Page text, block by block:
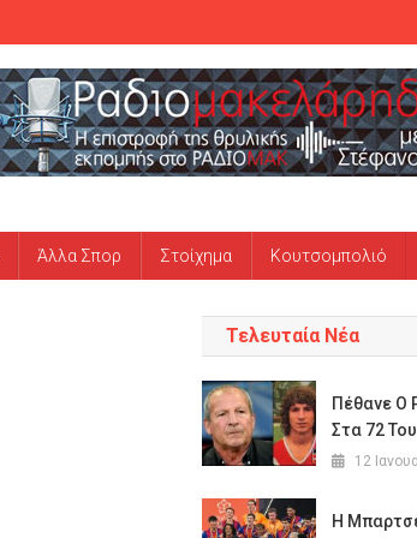
Άλλα Σπορ Στοίχημα Κουτσομπολιό
Τελευταία Νέα
Πέθανε Ο
Στα 72
12
Η